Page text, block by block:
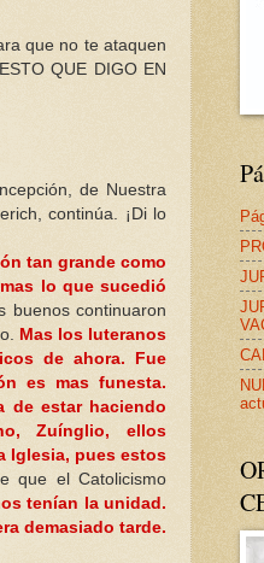
que no te ataquen
QUE DIGO EN
de Nuestra
continúa. ¡Di lo
tan grande como
lo que sucedió
buenos continuaron
Mas los luteranos
de ahora. Fue
es mas funesta.
de estar haciendo
Zuínglio, ellos
Iglesia, pues estos
que el Catolicismo
tenían la unidad.
demasiado tarde.